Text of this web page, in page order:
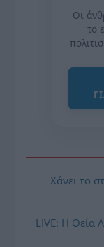
Οι
το
Χάνει το
LIVE: Η Θεία